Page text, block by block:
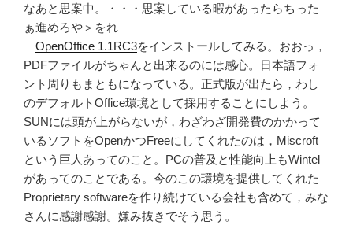
なあと思案中。・・・思案している暇があったらちった
ぁ進めろや＞をれ
OpenOffice 1.1RC3をインストールしてみる。おおっ，
PDFファイルがちゃんと出来るのには感心。日本語フォ
ント周りもまともになっている。正式版が出たら，わし
のデフォルトOffice環境として採用することにしよう。
SUNには頭が上がらないが，わざわざ開発費のかかって
いるソフトをOpenかつFreeにしてくれたのは，Miscroft
という巨人あってのこと。PCの普及と性能向上もWintel
があってのことである。今のこの環境を提供してくれた
Proprietary softwareを作り続けている会社も含めて，みな
さんに感謝感謝。嫌み抜きでそう思う。